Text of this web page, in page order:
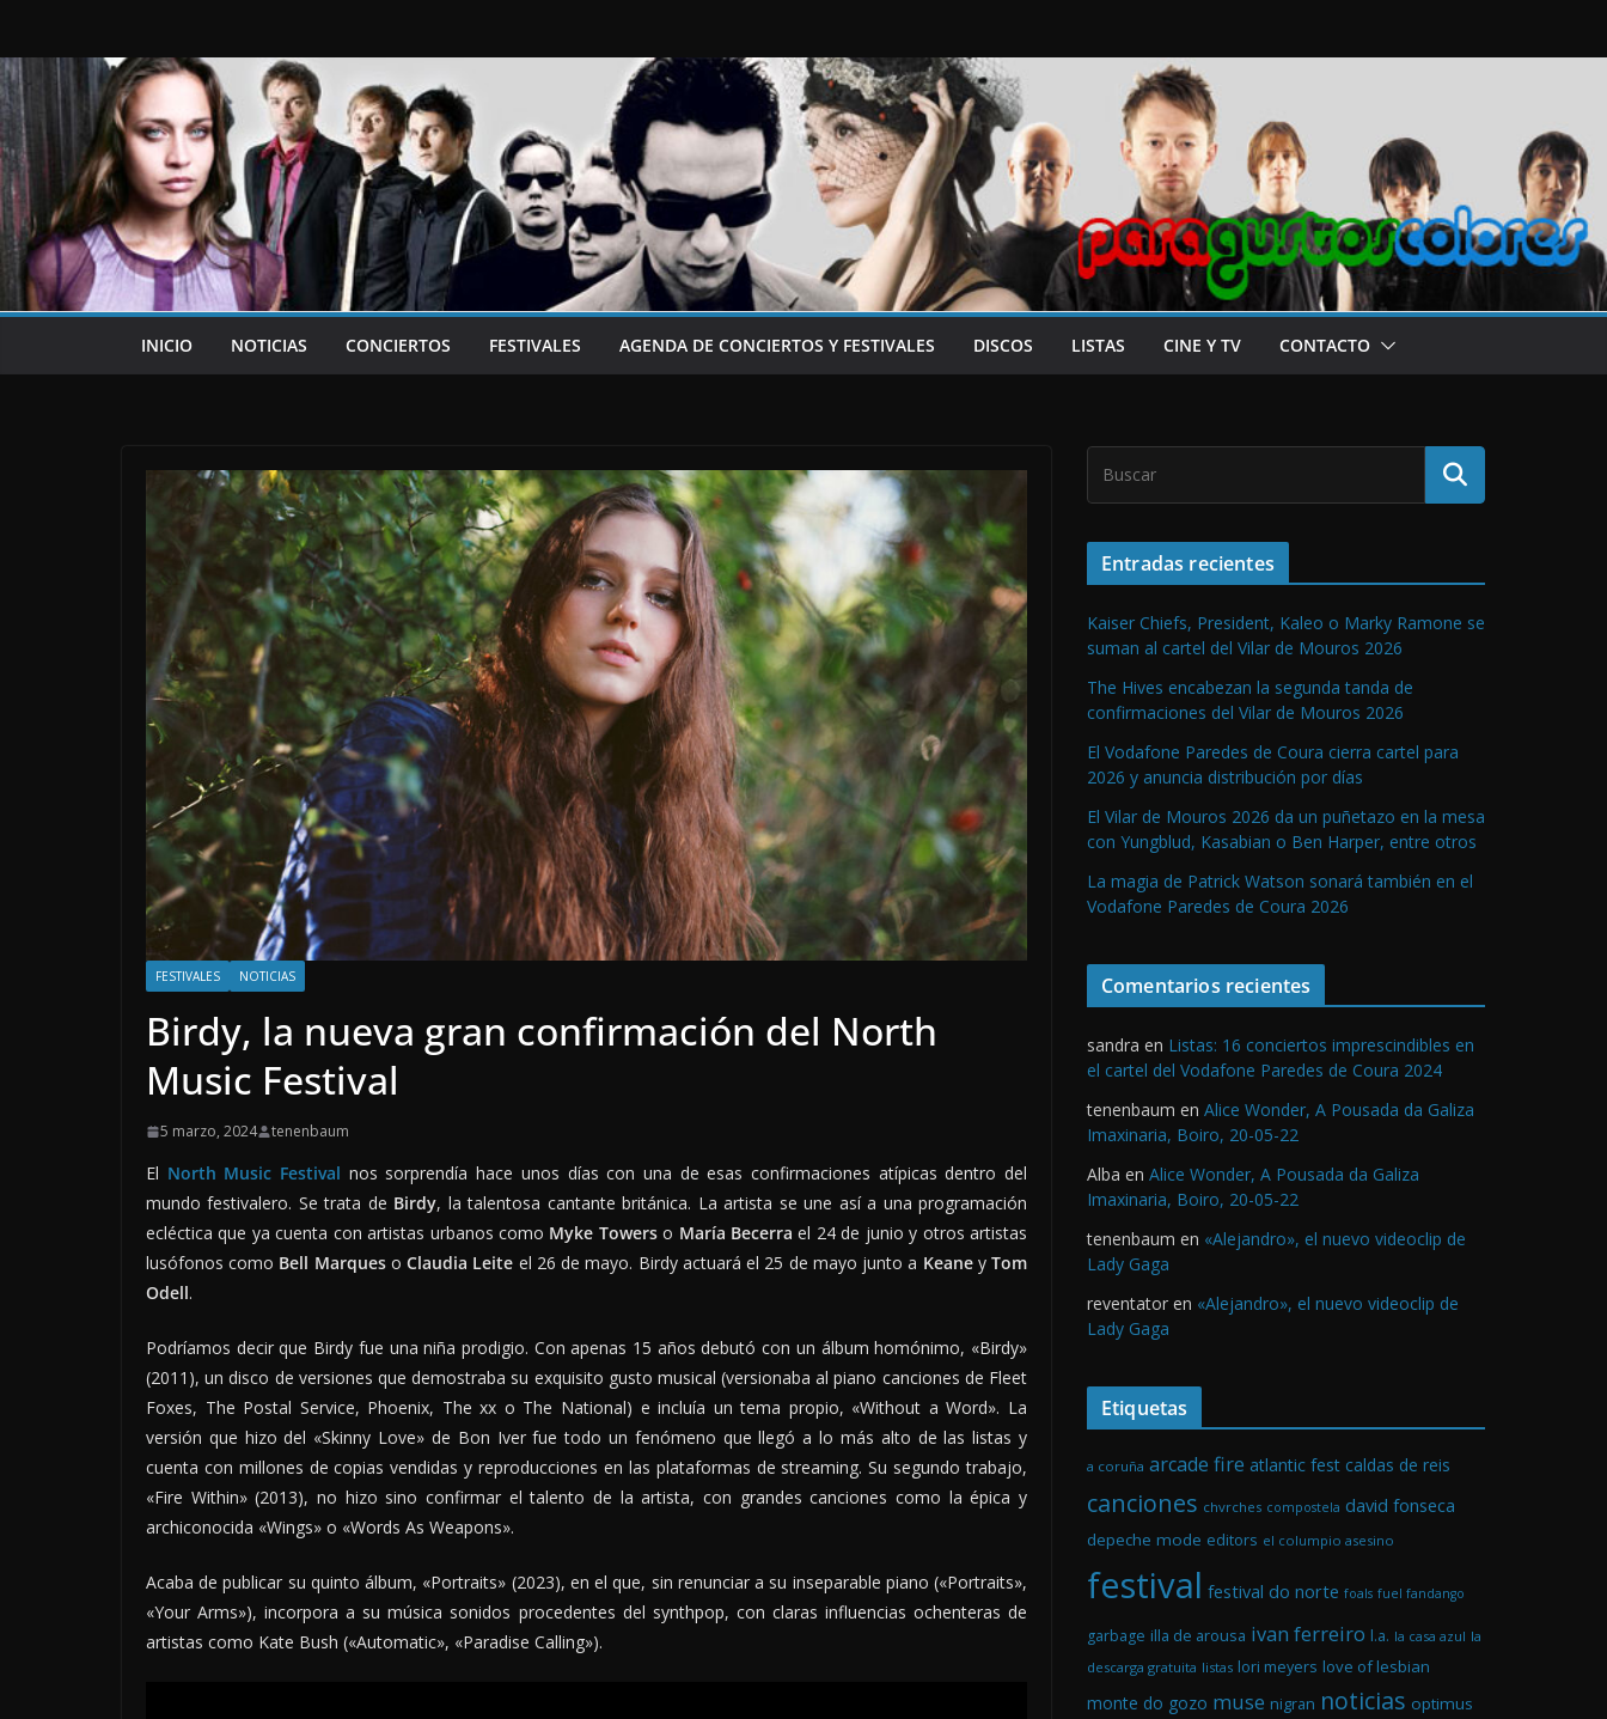
contenido
INICIO NOTICIAS CONCIERTOS FESTIVALES AGENDA DE CONCIERTOS Y FESTIVALES DISCOS LISTAS CINE Y TV CONTACTO
FESTIVALES NOTICIAS
Birdy, la nueva gran confirmación del North
Music Festival
5 marzo, 2024 tenenbaum
El North Music Festival nos sorprendía hace unos días con una de esas confirmaciones atípicas dentro del
mundo festivalero. Se trata de Birdy, la talentosa cantante británica. La artista se une así a una programación
ecléctica que ya cuenta con artistas urbanos como Myke Towerso María Becerrael 24 de junio y otros artistas
lusófonos como Bell Marques o Claudia Leite el 26 de mayo. Birdy actuará el 25 de mayo junto a Keane yTom
Odell.
Podríamos decir que Birdy fue una niña prodigio. Con apenas 15 años debutó con un álbum homónimo, «Birdy»
(2011), un disco de versiones que demostraba su exquisito gusto musical (versionaba al piano canciones de Fleet
Foxes, The Postal Service, Phoenix, The xx o The National) e incluía un tema propio, «Without a Word». La
versión que hizo del «Skinny Love» de Bon Iver fue todo un fenómeno que llegó a lo más alto de las listas y
cuenta con millones de copias vendidas y reproducciones en las plataformas de streaming. Su segundo trabajo,
«Fire Within» (2013), no hizo sino confirmar el talento de la artista, con grandes canciones como la épica y
archiconocida «Wings» o «Words As Weapons».
Acaba de publicar su quinto álbum, «Portraits» (2023), en el que, sin renunciar a su inseparable piano («Portraits»,
«Your Arms»), incorpora a su música sonidos procedentes del synthpop, con claras influencias ochenteras de
artistas como Kate Bush («Automatic», «Paradise Calling»).
Entradas recientes
Kaiser Chiefs, President, Kaleo o Marky Ramone se
suman al cartel del Vilar de Mouros 2026
The Hives encabezan la segunda tanda de
confirmaciones del Vilar de Mouros 2026
El Vodafone Paredes de Coura cierra cartel para
2026 y anuncia distribución por días
El Vilar de Mouros 2026 da un puñetazo en la mesa
con Yungblud, Kasabian o Ben Harper, entre otros
La magia de Patrick Watson sonará también en el
Vodafone Paredes de Coura 2026
Comentarios recientes
sandra en Listas: 16 conciertos imprescindibles en
el cartel del Vodafone Paredes de Coura 2024
tenenbaum en Alice Wonder, A Pousada da Galiza
Imaxinaria, Boiro, 20-05-22
Alba en Alice Wonder, A Pousada da Galiza
Imaxinaria, Boiro, 20-05-22
tenenbaum en «Alejandro», el nuevo videoclip de
Lady Gaga
reventator en «Alejandro», el nuevo videoclip de
Lady Gaga
Etiquetas
a coruña arcade fire atlantic fest caldas de reis
canciones chvrches compostela david fonseca
depeche mode editors el columpio asesino
festival festival do norte foals fuel fandango
garbage illa de arousa ivan ferreiro l.a. la casa azul la
descarga gratuita listas lori meyers love of lesbian
monte do gozo muse nigran noticias optimus